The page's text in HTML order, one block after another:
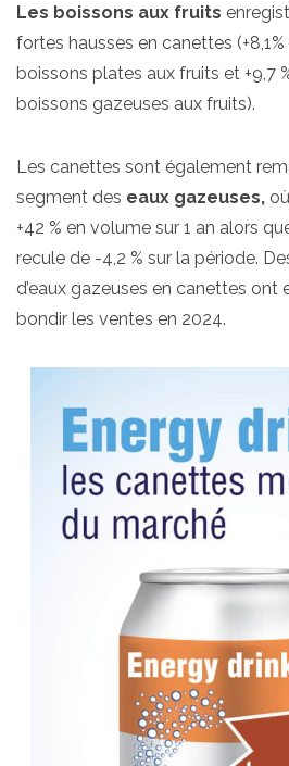
Les boissons aux fruits
fortes hausses en canettes
boissons plates aux fruits et +9,7
boissons gazeuses aux fruits).
Les canettes sont également
segment des eaux gazeuses,
+42 % en volume sur 1 an alors
recule de -4,2 % sur la période.
d’eaux gazeuses en canettes ont
bondir les ventes en 2024.